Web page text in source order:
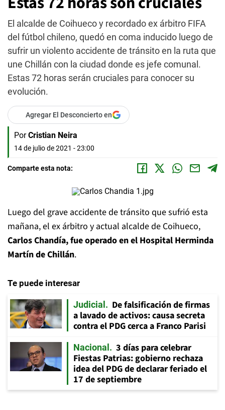
El alcalde de Coihueco y recordado ex árbitro FIFA
del fútbol chileno, quedó en coma inducido luego de
sufrir un violento accidente de tránsito en la ruta que
une Chillán con la ciudad donde es jefe comunal.
Estas 72 horas serán cruciales para conocer su
evolución.
Agregar El Desconcierto en
Por Cristian Neira
14 de julio de 2021 - 23:00
Comparte esta nota:
Luego del grave accidente de tránsito que sufrió esta
mañana, el ex árbitro y actual alcalde de Coihueco,
Carlos Chandía, fue operado en el Hospital Herminda
Martín de Chillán.
Te puede interesar
Judicial
De falsificación de firmas
a lavado de activos: causa secreta
contra el PDG cerca a Franco Parisi
Nacional
3 días para celebrar
Fiestas Patrias: gobierno rechaza
idea del PDG de declarar feriado el
17 de septiembre